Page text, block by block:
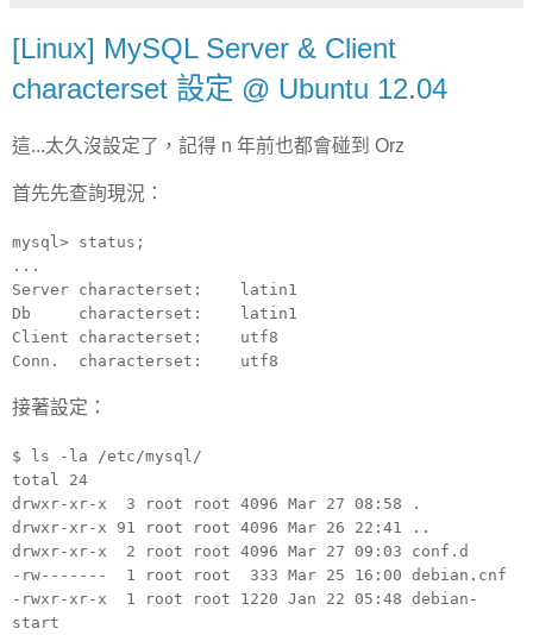
[Linux] MySQL Server & Client
characterset 設定 @ Ubuntu 12.04
這...太久沒設定了，記得 n 年前也都會碰到 Orz
首先先查詢現況：
mysql> status;
...
Server characterset: latin1
Db characterset: latin1
Client characterset: utf8
Conn. characterset: utf8
接著設定：
$ ls -la /etc/mysql/
total 24
drwxr-xr-x 3 root root 4096 Mar 27 08:58 .
drwxr-xr-x 91 root root 4096 Mar 26 22:41 ..
drwxr-xr-x 2 root root 4096 Mar 27 09:03 conf.d
-rw------- 1 root root 333 Mar 25 16:00 debian.cnf
-rwxr-xr-x 1 root root 1220 Jan 22 05:48 debian-
start